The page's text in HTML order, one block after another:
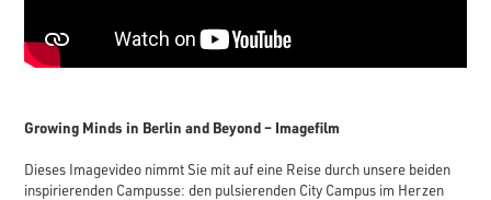
Growing Minds in Berlin and Beyond – Imagefilm
Dieses Imagevideo nimmt Sie mit auf eine Reise durch unsere beiden
inspirierenden Campusse: den pulsierenden City Campus im Herzen